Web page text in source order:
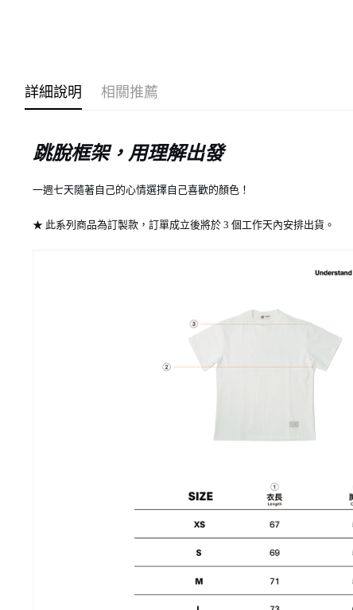
詳細說明 相關推薦
跳脫框架，用理解出發
一週七天隨著自己的心情選擇自己喜歡的顏色！
★ 此系列商品為訂製款，訂單成立後將於 3 個工作天內安排出貨。